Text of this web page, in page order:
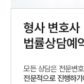
형사변호사
법률상담예
모든 상담은 전문변
전문적으로 진행하